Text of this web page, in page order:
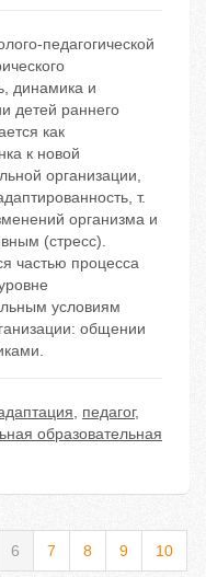
педагогической
динамика и
детей раннего
как
к новой
организации,
т.
организма и
(стресс).
частью процесса
условиям
общении
, педагог,
образовательная
6 7 8 9 10